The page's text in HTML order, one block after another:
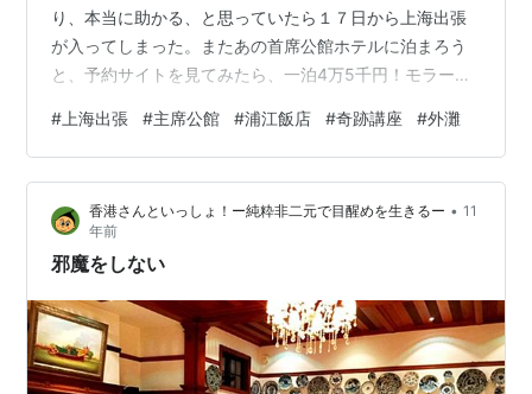
り、本当に助かる、と思っていたら１７日から上海出張
が入ってしまった。またあの首席公館ホテルに泊まろう
と、予約サイトを見てみたら、一泊4万5千円！モラー邸
レトロなホテルはないかと探したら、浦江飯店があっ
た。9千円だって。よかった。 そうやって、ホテルを選
びまくっておいて言うのもなんであるが、様々なモノや
事に対する差異が消滅し始めている。場所、時間、食
物、仕事、人、状況、など、日常生活の中で、何かをし
ようと考えたり、どこかへ行こうと思ったり、または…
# 上海出張 #主席公館 #浦江飯店 #奇跡講座 #外灘
香港さんといっしょ！ー純粋非二元で目醒めを生きるー • 11
年前
邪魔をしない